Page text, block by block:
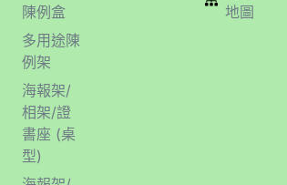
陳例盒
多用途陳
例架
海報架/
相架/證
書座 (桌
型)
地圖